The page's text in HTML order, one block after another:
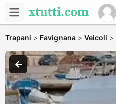
Trapani > Favignana > Veicoli >